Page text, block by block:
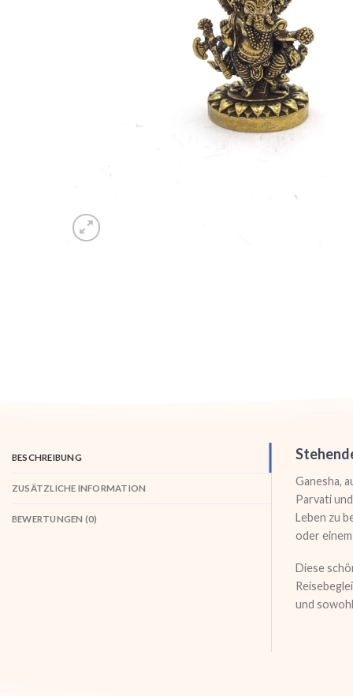
BESCHREIBUNG
ZUSÄTZLICHE INFORMATION
BEWERTUNGEN (0)
Ganesha,
Parvati
Leben zu
oder
Diese
und